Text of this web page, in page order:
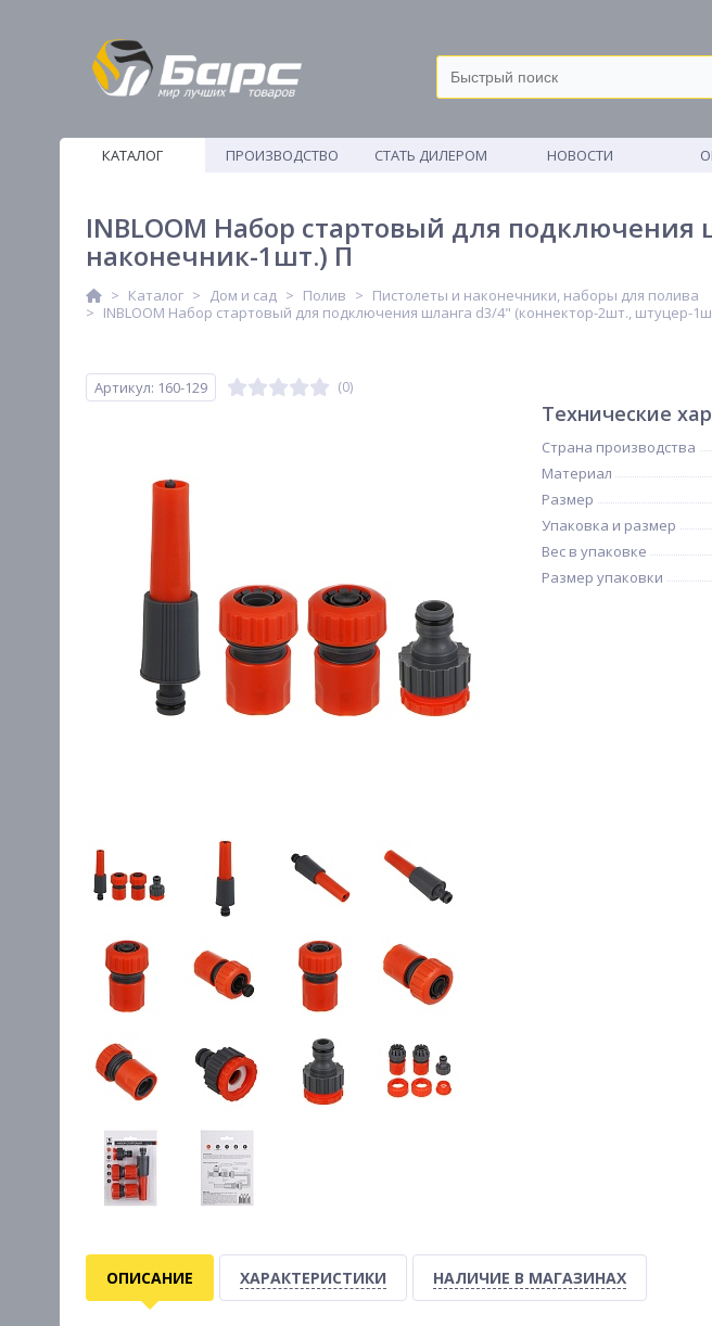
КАТАЛОГ
ПРОИЗВОДСТВО
СТАТЬ ДИЛЕРОМ НОВОСТИ
INBLOOM Набор стартовый для
наконечник-1шт.) П
Каталог Дом и сад Полив
Пистолеты и наконечники, наборы для полива
INBLOOM Набор стартовый для подключения шланга d3/4" (коннектор-2шт., штуцер-
Артикул: 160-129 (0)
Технические
Страна производства
Материал
Размер
Упаковка и размер
Вес в упаковке
Размер упаковки
ОПИСАНИЕ ХАРАКТЕРИСТИКИ НАЛИЧИЕ В МАГАЗИНАХ